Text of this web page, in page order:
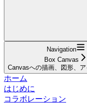
Navigation
Box Canvas
Canvasへの描画、図形、
ホーム
はじめに
コラボレーション